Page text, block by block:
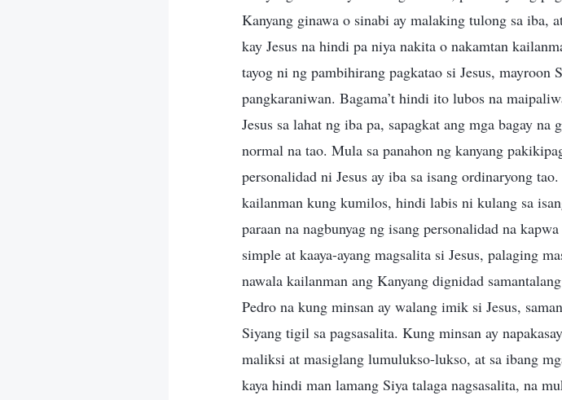
Kanyang ginawa o sinabi ay malaking tulong sa iba,
kay Jesus na hindi pa niya nakita o nakamtan
tayog ni ng pambihirang pagkatao si Jesus, mayroon
pangkaraniwan. Bagama’t hindi ito lubos na
Jesus sa lahat ng iba pa, sapagkat ang mga bagay
normal na tao. Mula sa panahon ng kanyang
personalidad ni Jesus ay iba sa isang ordinaryong
kailanman kung kumilos, hindi labis ni kulang sa
paraan na nagbunyag ng isang personalidad na
simple at kaaya-ayang magsalita si Jesus, palaging
nawala kailanman ang Kanyang dignidad
Pedro na kung minsan ay walang imik si Jesus,
Siyang tigil sa pagsasalita. Kung minsan ay
maliksi at masiglang lumulukso-lukso, at sa ibang
kaya hindi man lamang Siya talaga nagsasalita, na